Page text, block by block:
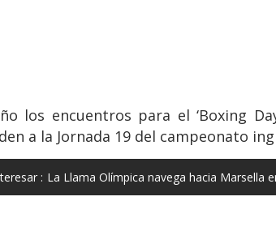
los encuentros para el ‘Boxing
a la Jornada 19 del campeonato
: La Llama Olímpica navega hacia Marsella